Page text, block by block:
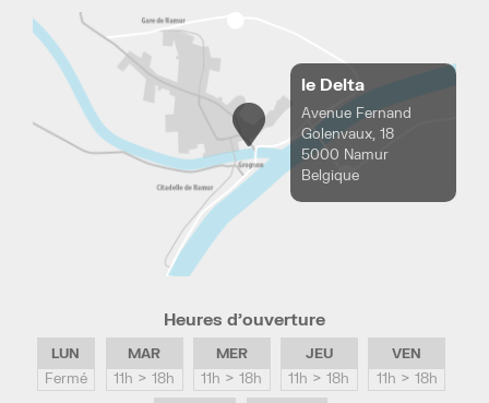
le Delta
Avenue Fernand
Golenvaux, 18
5000 Namur
Belgique
Heures d’ouverture
LUN
Fermé
MAR
11h > 18h
MER
11h > 18h
JEU
11h > 18h
VEN
11h > 18h